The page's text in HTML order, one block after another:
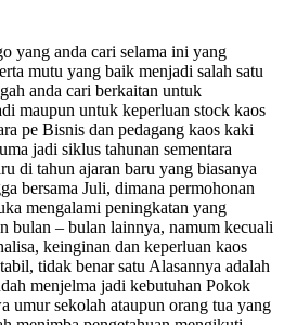
yang anda cari selama ini yang
mutu yang baik menjadi salah satu
anda cari berkaitan untuk
maupun untuk keperluan stock kaos
pe Bisnis dan pedagang kaos kaki
jadi siklus tahunan sementara
di tahun ajaran baru yang biasanya
bersama Juli, dimana permohonan
mengalami peningkatan yang
bulan – bulan lainnya, namum kecuali
keinginan dan keperluan kaos
tidak benar satu Alasannya adalah
menjelma jadi kebutuhan Pokok
umur sekolah ataupun orang tua yang